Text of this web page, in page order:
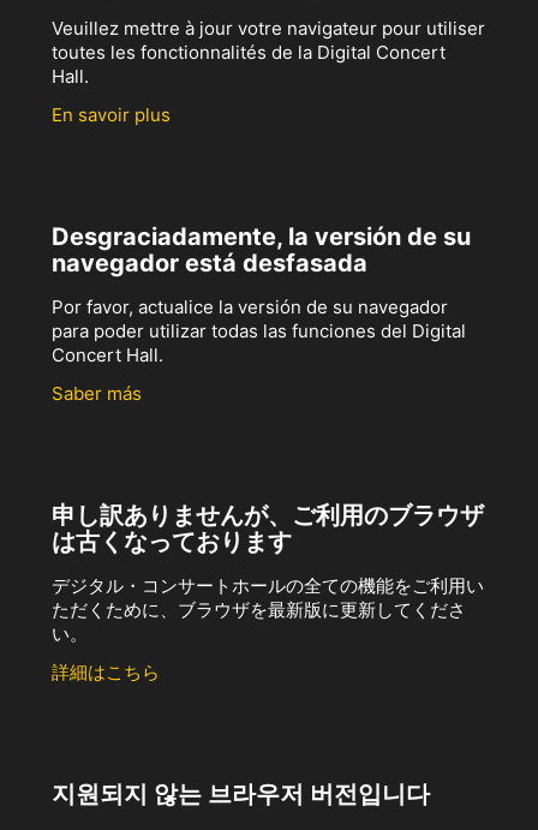
Veuillez mettre à jour votre navigateur pour utiliser
toutes les fonctionnalités de la Digital Concert
Hall.
En savoir plus
Desgraciadamente, la versión de su
navegador está desfasada
Por favor, actualice la versión de su navegador
para poder utilizar todas las funciones del Digital
Concert Hall.
Saber más
申し訳ありませんが、ご利用のブラウザ
は古くなっております
デジタル・コンサートホールの全ての機能をご利用い
ただくために、ブラウザを最新版に更新してくださ
い。
詳細はこちら
지원되지 않는 브라우저 버전입니다